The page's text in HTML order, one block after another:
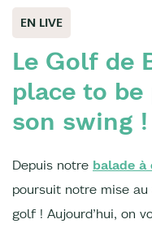
EN LIVE
Le Golf de
place to
son swing !
Depuis notre balade à
poursuit notre mise
golf ! Aujourd’hui, on